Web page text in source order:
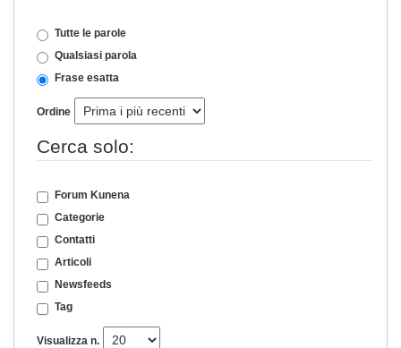
Tutte le parole
Qualsiasi parola
Frase esatta
Ordine
Cerca solo:
Forum Kunena
Categorie
Contatti
Articoli
Newsfeeds
Tag
Visualizza n.